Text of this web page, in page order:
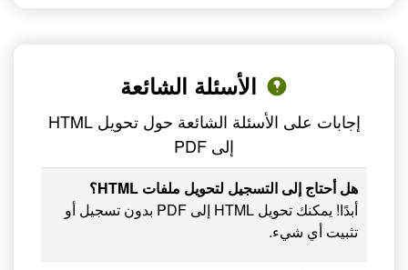
الأسئلة الشائعة
إجابات على الأسئلة الشائعة حول تحويل HTML
إلى PDF
هل أحتاج إلى التسجيل لتحويل ملفات HTML؟
أبدًا! يمكنك تحويل HTML إلى PDF بدون تسجيل أو
تثبيت أي شيء.